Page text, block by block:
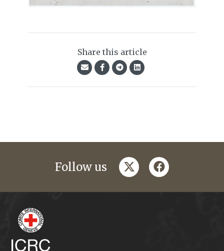
Share this article
Follow us twitterfacebook